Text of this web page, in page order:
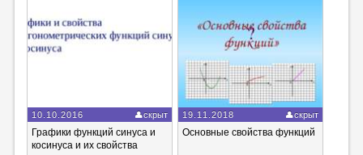
10.10.2016 скрыт
Графики функций синуса и
косинуса и их свойства
19.11.2018 скрыт
Основные свойства функций